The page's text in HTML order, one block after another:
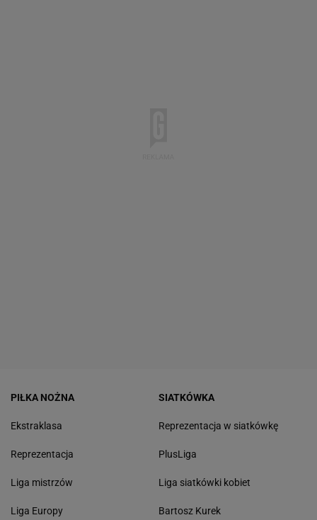
PIŁKA NOŻNA
Ekstraklasa
Reprezentacja
Liga mistrzów
Liga Europy
SIATKÓWKA
Reprezentacja w siatkówkę
PlusLiga
Liga siatkówki kobiet
Bartosz Kurek